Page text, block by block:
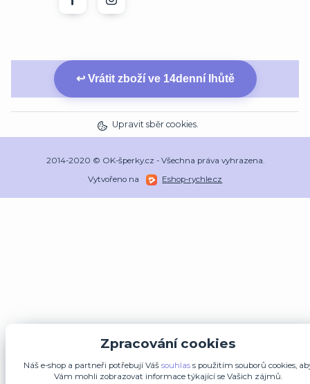
↩ Vrátit zboží ve 14denní lhůtě
Upravit sběr cookies.
2014-2020 © OK-šperky.cz - Všechna práva vyhrazena.
Vytvořeno na
Eshop-rychle.cz
Zpracování cookies
Náš e-shop a partneři potřebují Váš souhlass použitím souborů cookies,
Vám mohli zobrazovat informace týkající se Vašich zájmů.